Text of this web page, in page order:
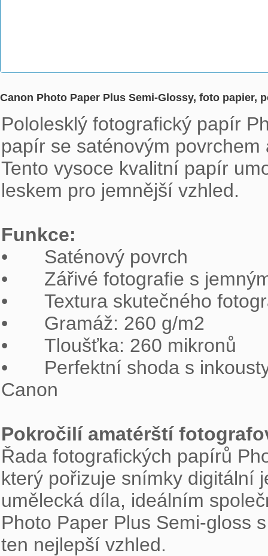
Canon Photo Paper Plus Semi-Glossy, foto papier,
Pololesklý fotografický papír
papír se saténovým
Tento vysoce kvalitní papír
leskem pro jemnější vzhled.
Funkce:
•	Saténový povrch
•	Zářivé fotografie s jemným povrchem
•	Textura skutečného fotografického papíru
•	Gramáž: 260 g/m2
•	Tloušťka: 260 mikronů
•	Perfektní shoda s inkousty systémů Lucia & ChromaLife100+ společnosti
Canon
Pokročilí amatérští
Řada fotografických papírů
který pořizuje snímky digitální
umělecká díla, ideálním
Photo Paper Plus Semi-gloss
ten nejlepší vzhled.